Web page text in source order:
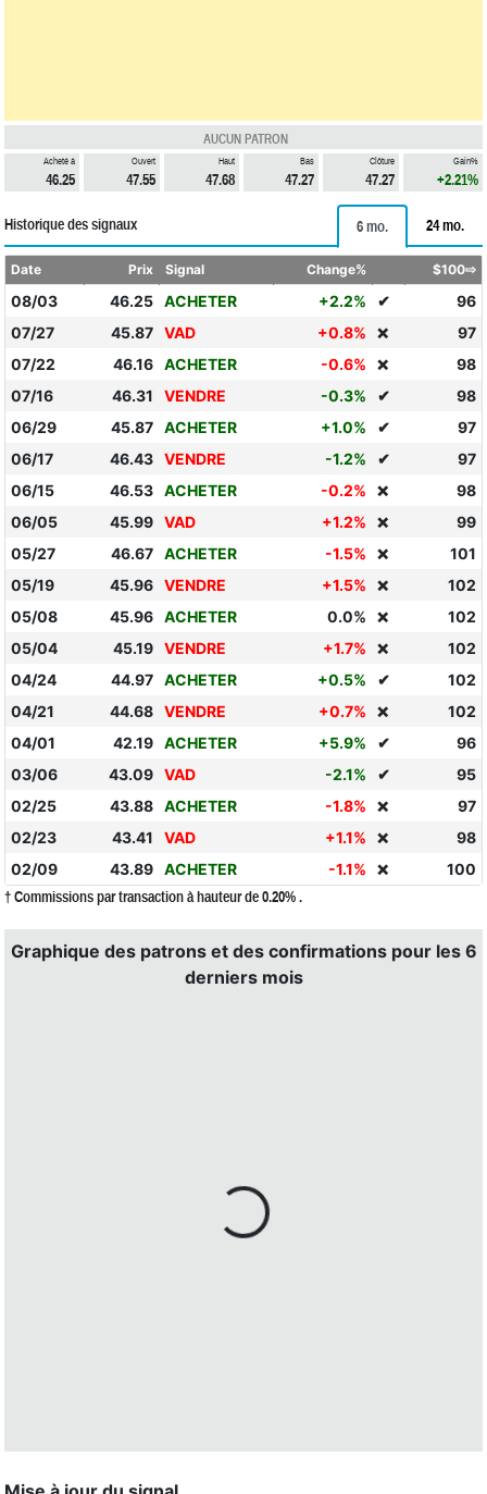
AUCUN PATRON
Acheté à
46.25
Ouvert
47.55
Haut
47.68
Bas
47.27
Clôture
47.27
Gain%
+2.21%
Historique des signaux 6 mo. 24 mo.
Date Prix Signal Change% $100⇨
08/03 46.25 ACHETER +2.2% ✔
96
07/27
45.87 VAD +0.8% ❌
97
07/22
46.16 ACHETER -0.6% ❌
98
07/16
46.31 VENDRE -0.3% ✔
98
06/29
45.87 ACHETER +1.0% ✔
97
06/17
46.43 VENDRE -1.2% ✔
97
06/15
46.53 ACHETER -0.2% ❌
98
06/05
45.99 VAD +1.2% ❌
99
05/27
46.67 ACHETER -1.5% ❌
101
05/19
45.96 VENDRE +1.5% ❌
102
05/08
45.96 ACHETER 0.0% ❌
102
05/04
45.19 VENDRE +1.7% ❌
102
04/24
44.97 ACHETER +0.5% ✔
102
04/21
44.68 VENDRE +0.7% ❌
102
04/01
42.19 ACHETER +5.9% ✔
96
03/06
43.09 VAD -2.1% ✔
95
02/25
43.88 ACHETER -1.8% ❌
97
02/23
43.41 VAD +1.1% ❌
98
02/09
43.89 ACHETER -1.1% ❌ 100
† Commissions par transaction à hauteur de 0.20% .
Graphique des patrons et des confirmations pour les 6
derniers mois